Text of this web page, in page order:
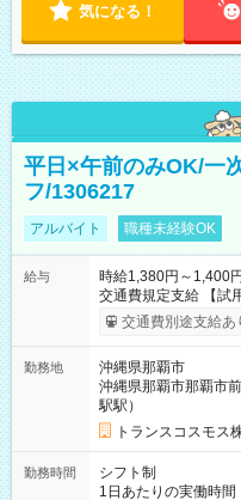
気になる！
平日×午前のみOK/一
フ/1306217
アルバイト 職種未経験OK
給与
時給1,380円～1,400円
交通費
交通費別途支給あ
勤務地
沖縄県那覇市
沖縄県那覇市那覇市
駅駅）
トランスコスモス
勤務時間
シフト制
1日あたりの実働時